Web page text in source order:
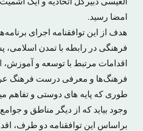
العیسی دبیرکل اتحادیه و ایک
امضا رسید.
هدف از این توافقنامه اجرای
فرهنگی در رابطه با تمدن اسلامی،
اقدامات مرتبط با توسعه و
فرهنگ‌ها و معرفی درست فرهنگ
طوری که پایه های دوستی و تفاهم
وجود بیاید که از دیگر مناطق و جوامع
براساس این توافقنامه دو طرف،